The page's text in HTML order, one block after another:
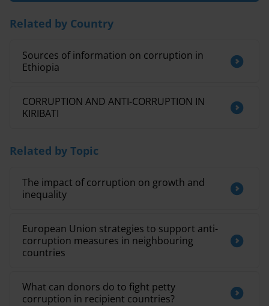
Related by Country
Sources of information on corruption in
Ethiopia
CORRUPTION AND ANTI-CORRUPTION IN
KIRIBATI
Related by Topic
The impact of corruption on growth and
inequality
European Union strategies to support anti-
corruption measures in neighbouring
countries
What can donors do to fight petty
corruption in recipient countries?